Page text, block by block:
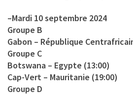
–Mardi 10 septembre 2024
Groupe B
Gabon – République
Groupe C
Botswana – Egypte (13:00)
Cap-Vert – Mauritanie (19:00)
Groupe D